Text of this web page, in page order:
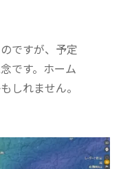
ですが、予定
です。ホーム
しれません。